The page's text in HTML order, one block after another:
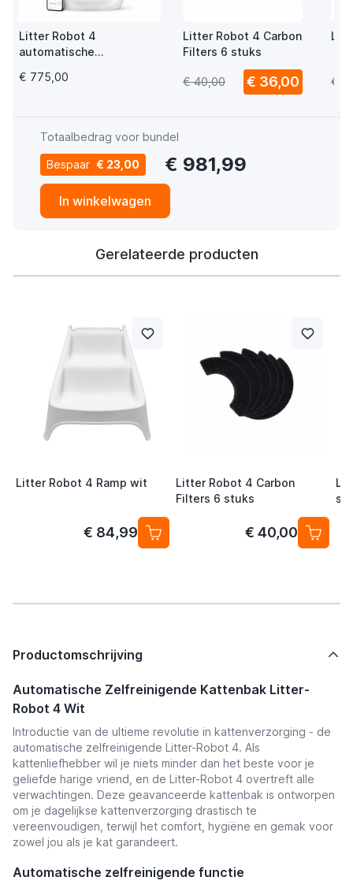
Litter Robot 4
automatische
wit
€ 775,00
Litter Robot 4 Carbon
Filters 6 stuks
€ 40,00 € 36,00 €
Totaalbedrag voor bundel
Bespaar € 23,00 € 981,99
In winkelwagen
Gerelateerde producten
Litter Robot 4 Ramp wit
€ 84,99
Litter Robot 4 Carbon
Filters 6 stuks
€ 40,00
Productomschrijving
Automatische Zelfreinigende Kattenbak Litter-
Robot 4 Wit
Introductie van de ultieme revolutie in kattenverzorging - de
automatische zelfreinigende Litter-Robot 4. Als
kattenliefhebber wil je niets minder dan het beste voor je
geliefde harige vriend, en de Litter-Robot 4 overtreft alle
verwachtingen. Deze geavanceerde kattenbak is ontworpen
om je dagelijkse kattenverzorging drastisch te
vereenvoudigen, terwijl het comfort, hygiëne en gemak voor
zowel jou als je kat garandeert.
Automatische zelfreinigende functie